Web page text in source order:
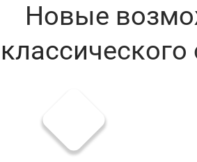
Новые